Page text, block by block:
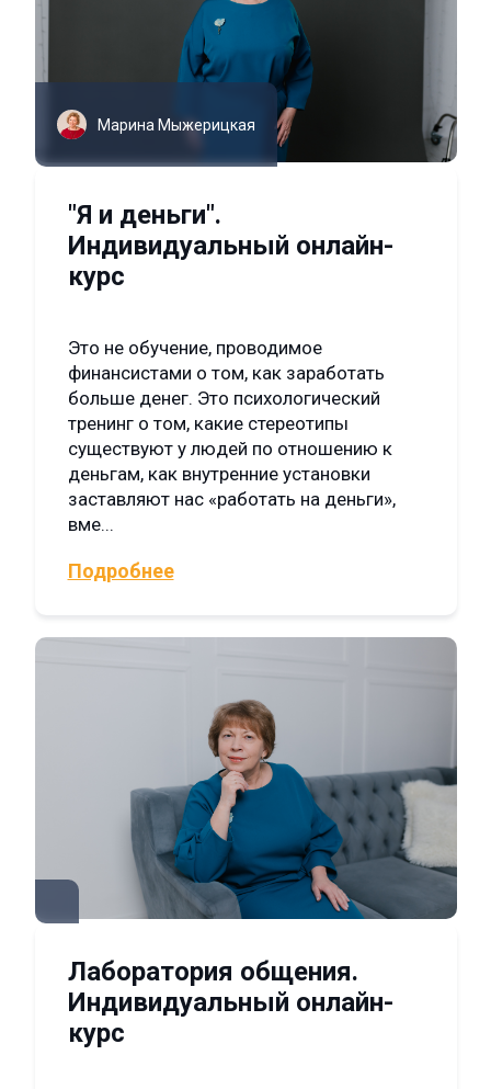
Марина Мыжерицкая
"Я и деньги".
Индивидуальный онлайн-
курс
Это не обучение, проводимое
финансистами о том, как заработать
больше денег. Это психологический
тренинг о том, какие стереотипы
существуют у людей по отношению к
деньгам, как внутренние установки
заставляют нас «работать на деньги»,
вме...
Подробнее
Лаборатория общения.
Индивидуальный онлайн-
курс